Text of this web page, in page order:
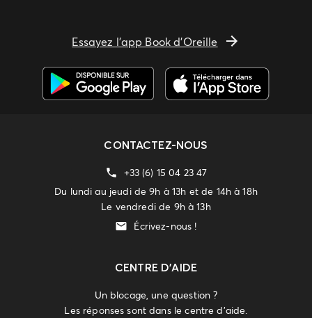
Essayez l'app Book d'Oreille
CONTACTEZ-NOUS
+33 (6) 15 04 23 47
Du lundi au jeudi de 9h à 13h et de 14h à 18h
Le vendredi de 9h à 13h
Écrivez-nous !
CENTRE D'AIDE
Un blocage, une question ?
Les réponses sont dans le centre d'aide.